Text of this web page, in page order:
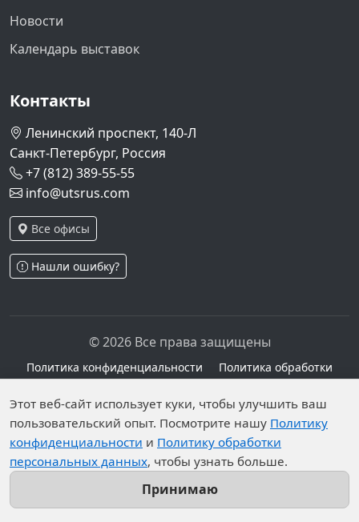
Новости
Календарь выставок
Контакты
Ленинский проспект, 140-Л
Санкт-Петербург, Россия
+7 (812) 389-55-55
info@utsrus.com
Все офисы
Нашли ошибку?
© 2026 Все права защищены
Политика конфиденциальности
Политика обработки
персональных данных
Персональные данные опубликованы на сайте при
наличии правовых оснований в соответствии с ч.1
ст.6 и ст.10.1 152-ФЗ. Субъектами установлены
запреты на обработку неограниченных кругом лиц
опубликованных персональных данных.
Этот веб-сайт использует куки, чтобы улучшить ваш
пользовательский опыт. Посмотрите нашу Политику
конфиденциальности и Политику обработки
персональных данных, чтобы узнать больше.
Принимаю